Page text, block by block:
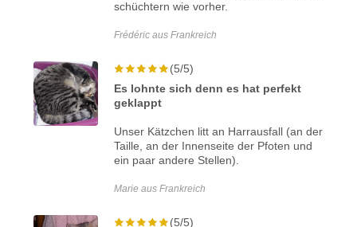
schüchtern wie vorher.
Frédéric aus Frankreich
(5/5)
Es lohnte sich denn es hat perfekt
geklappt
Unser Kätzchen litt an Harrausfall (an der
Taille, an der Innenseite der Pfoten und
ein paar andere Stellen).
Marie aus Frankreich
(5/5)